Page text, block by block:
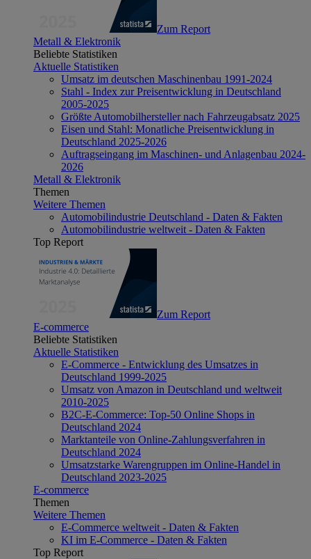
Zum Report
Metall & Elektronik
Beliebte Statistiken
Aktuelle Statistiken
Umsatz im deutschen Maschinenbau 1991-2024
Stahl - Index zur Preisentwicklung in Deutschland
2005-2025
Größte Automobilhersteller nach Fahrzeugabsatz 2025
Eisen und Stahl: Monatliche Preisentwicklung in
Deutschland 2025-2026
Auftragseingang im Maschinen- und Anlagenbau 2024-
2026
Metall & Elektronik
Themen
Weitere Themen
Automobilindustrie Deutschland - Daten & Fakten
Automobilindustrie weltweit - Daten & Fakten
Top Report
Zum Report
E-commerce
Beliebte Statistiken
Aktuelle Statistiken
E-Commerce - Entwicklung des Umsatzes in
Deutschland 1999-2025
Umsatz von Amazon in Deutschland und weltweit
2010-2025
B2C-E-Commerce: Top-50 Online Shops in
Deutschland 2024
Marktanteile von Online-Zahlungsverfahren in
Deutschland 2024
Umsatzstarke Warengruppen im Online-Handel in
Deutschland 2023-2025
E-commerce
Themen
Weitere Themen
E-Commerce weltweit - Daten & Fakten
KI im E-Commerce - Daten & Fakten
Top Report